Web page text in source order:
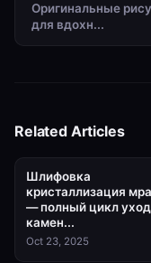
Оригинальные
для вдохн...
Related Articles
Шлифовка
кристаллизация
— полный цикл
камен...
Oct 23, 2025